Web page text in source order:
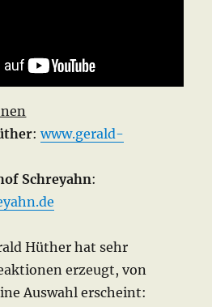
:www.gerald-
Schreyahn:
Hüther hat sehr
erzeugt, von
Auswahl erscheint: